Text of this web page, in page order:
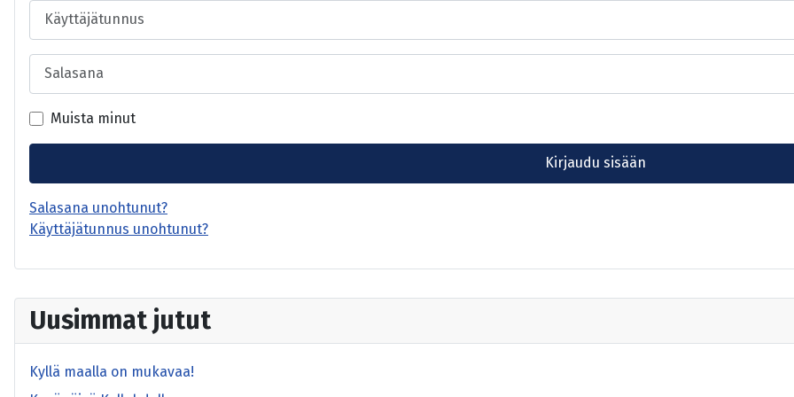
Uusimmat jutut
Kyllä maalla on mukavaa!
Käyttäjätunnus
Salasana
Muista minut
Kirjaudu sisään
Salasana unohtunut?
Käyttäjätunnus unohtunut?